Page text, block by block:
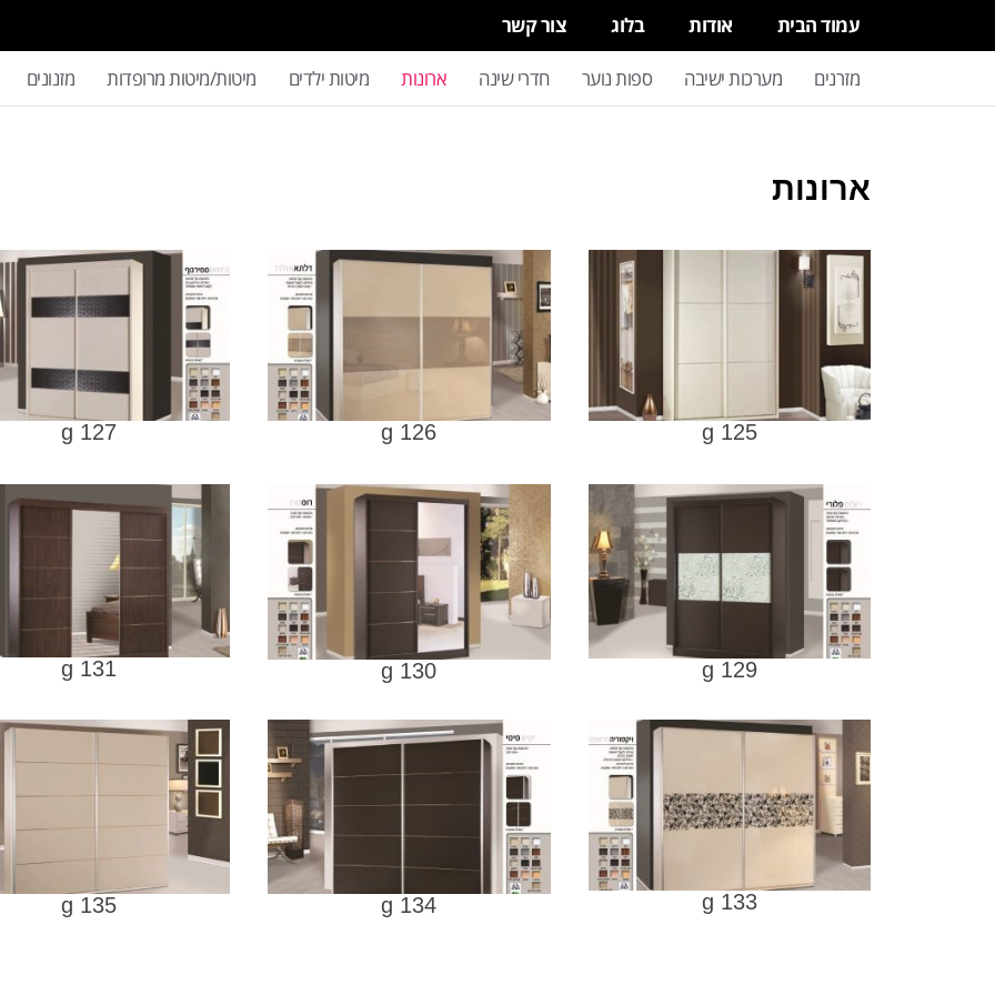
עמוד הבית אודות בלוג צור קשר
מזרנים מערכות ישיבה ספות נוער חדרי שינה ארונות מיטות ילדים מיטות/מיטות מרופדות מזנונים
ארונות
g 125
g 126
g 127
g 129
g 130
g 131
g 133
g 134
g 135